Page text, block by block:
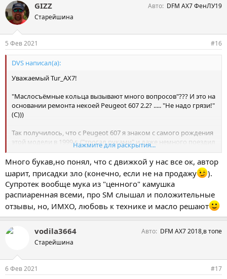
п
а
т
GIZZ
Старейшина
Авто DFM AX7 ФенЛУ19
5 Фев 2021 #16
DVS написал(а):
Уважаемый Tur_AX7!
"Маслосъёмные кольца вызывают много вопросов"??? И это на
основании ремонта некоей Peugeot 607 2.2? ..... "Не надо грязи!"
(С)))
Так получилось, что с Peugeot 607 я знаком с самого рождения
этой модели в 1999 г. ("трогал руками" и даже немного поездил
на предсерийном её экземпляре на "закрытой презентации" в
АРМАНДе на Большой Дмитровке 32 в ноябре '99 для ГОНа) и
появления её в России в 2000-м, когда самый первый
приехавший в Россию "607" 3.0 V6 АКПП тут же был передан на
тест-драйв в "мой" автосалон АРМАНД на Рублёвке 38.
Посмотреть вложение 10244
Вашему же покорному слуге довелось продать и последний её
экземпляр, уже в АВЕСе на Академика Королёва 13 осенью 2008
года. "Через мои руки" прошли, наверное, все возможные
посольской бронированной "607" с форсированным 3-
литровым дизелем 3.0 V6 275 л.с. и тюнинговой от Peugeot
Нажмите для раскрытия...
Много букав,но понял, что с движкой у нас все ок, автор
шарит, присадки зло (конечно, если не на продажу
).
Супротек вообще мука из "ценного" камушка
распиаренная всеми, про SM слышал и положительные
отзывы, но, ИМХО, любовь к технике и масло решают
vodila3664
Старейшина
Авто DFM AX7 2018,в топе
6 Фев 2021 #17